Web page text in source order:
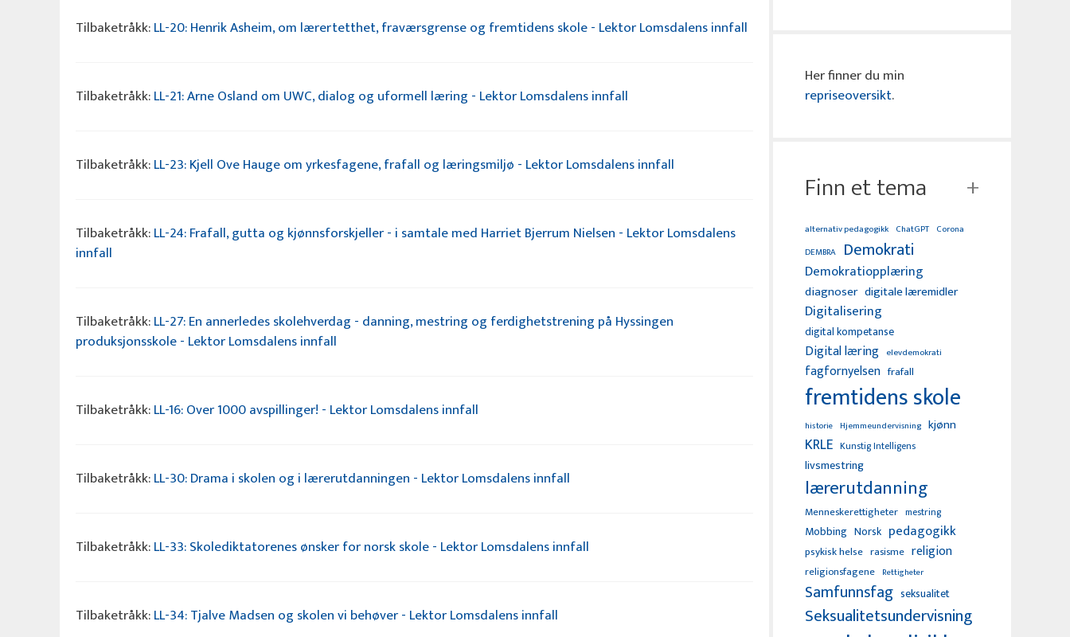
Tilbaketråkk:LL-20: Henrik Asheim, om lærertetthet, fraværsgrense og fremtidens skole - Lektor Lomsdalens innfall
Tilbaketråkk:LL-21: Arne Osland om UWC, dialog og uformell læring - Lektor Lomsdalens innfall
Tilbaketråkk:LL-23: Kjell Ove Hauge om yrkesfagene, frafall og læringsmiljø - Lektor Lomsdalens innfall
Tilbaketråkk:LL-24: Frafall, gutta og kjønnsforskjeller - i samtale med Harriet Bjerrum Nielsen - Lektor Lomsdalens
innfall
Tilbaketråkk:LL-27: En annerledes skolehverdag - danning, mestring og ferdighetstrening på Hyssingen
produksjonsskole - Lektor Lomsdalens innfall
Tilbaketråkk:LL-16: Over 1000 avspillinger! - Lektor Lomsdalens innfall
Tilbaketråkk:LL-30: Drama i skolen og i lærerutdanningen - Lektor Lomsdalens innfall
Tilbaketråkk:LL-33: Skolediktatorenes ønsker for norsk skole - Lektor Lomsdalens innfall
Tilbaketråkk:LL-34: Tjalve Madsen og skolen vi behøver - Lektor Lomsdalens innfall
Her finner du min
repriseoversikt.
Finn et tema
alternativ pedagogikk ChatGPT Corona
DEMBRA Demokrati
Demokratiopplæring
diagnoser digitale læremidler
Digitalisering
digital kompetanse
Digital læring elevdemokrati
fagfornyelsen frafall
fremtidens skole
historie Hjemmeundervisning kjønn
KRLE Kunstig Intelligens
livsmestring
lærerutdanning
Menneskerettigheter mestring
Mobbing Norsk pedagogikk
psykisk helse rasisme religion
religionsfagene Rettigheter
Samfunnsfag seksualitet
Seksualitetsundervisning